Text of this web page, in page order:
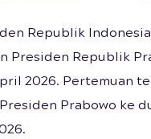
Republik
Presiden Republik
2026. Pertemuan
Prabowo ke